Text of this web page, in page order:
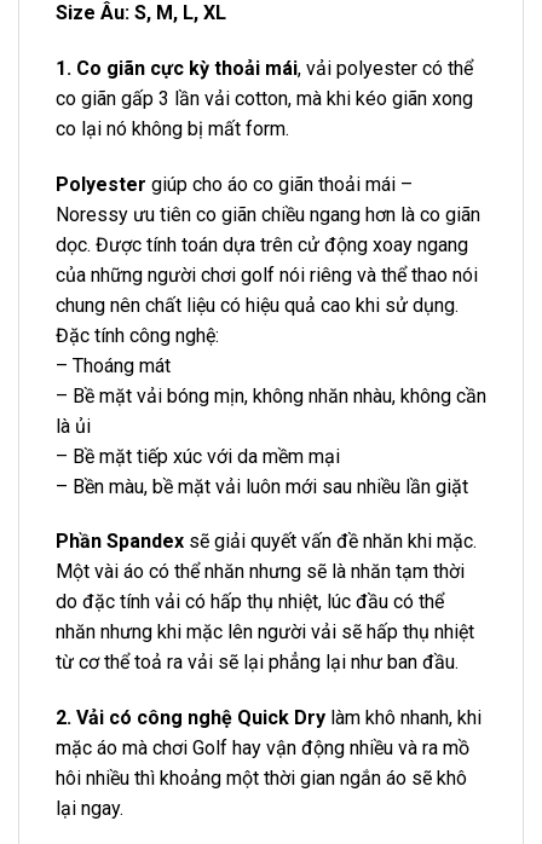
Size Âu: S, M, L, XL
1. Co giãn cực kỳ thoải mái, vải polyester có thể
co giãn gấp 3 lần vải cotton, mà khi kéo giãn xong
co lại nó không bị mất form.
Polyester giúp cho áo co giãn thoải mái –
Noressy ưu tiên co giãn chiều ngang hơn là co giãn
dọc. Được tính toán dựa trên cử động xoay ngang
của những người chơi golf nói riêng và thể thao nói
chung nên chất liệu có hiệu quả cao khi sử dụng.
Đặc tính công nghệ:
– Thoáng mát
– Bề mặt vải bóng mịn, không nhăn nhàu, không cần
là ủi
– Bề mặt tiếp xúc với da mềm mại
– Bền màu, bề mặt vải luôn mới sau nhiều lần giặt
Phần Spandex sẽ giải quyết vấn đề nhăn khi mặc.
Một vài áo có thể nhăn nhưng sẽ là nhăn tạm thời
do đặc tính vải có hấp thụ nhiệt, lúc đầu có thể
nhăn nhưng khi mặc lên người vải sẽ hấp thụ nhiệt
từ cơ thể toả ra vải sẽ lại phẳng lại như ban đầu.
2. Vải có công nghệ Quick Dry làm khô nhanh, khi
mặc áo mà chơi Golf hay vận động nhiều và ra mồ
hôi nhiều thì khoảng một thời gian ngắn áo sẽ khô
lại ngay.